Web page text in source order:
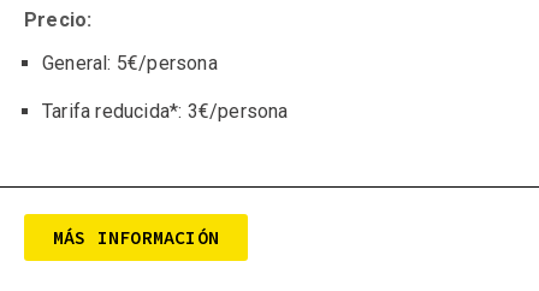
Precio:
General: 5€/persona
Tarifa reducida*: 3€/persona
MÁS INFORMACIÓN